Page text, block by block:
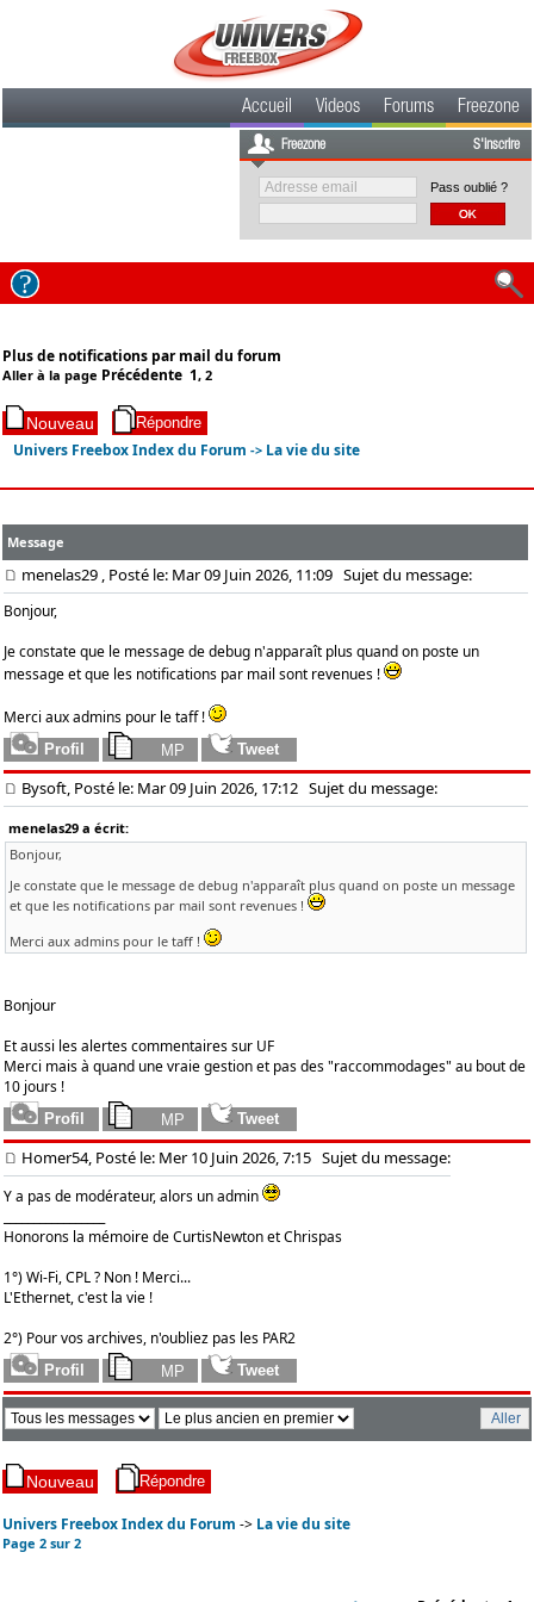
Accueil Videos Forums Freezone
Freezone S'inscrire
Pass oublié ?
Plus de notifications par mail du forum
Aller à la page Précédente 1,2
Univers Freebox Index du Forum -> La vie du site
Message
menelas29 , Posté le: Mar 09 Juin 2026, 11:09 Sujet du message:
Bonjour,
Je constate que le message de debug n'apparaît plus quand on poste un
message et que les notifications par mail sont revenues !
Merci aux admins pour le taff !
Bysoft, Posté le: Mar 09 Juin 2026, 17:12 Sujet du message:
menelas29 a écrit:
Bonjour,
Je constate que le message de debug n'apparaît plus quand on poste un message
et que les notifications par mail sont revenues !
Merci aux admins pour le taff !
Bonjour
Et aussi les alertes commentaires sur UF
Merci mais à quand une vraie gestion et pas des "raccommodages" au bout de
10 jours !
Homer54, Posté le: Mer 10 Juin 2026, 7:15 Sujet du message:
Y a pas de modérateur, alors un admin
Honorons la mémoire de CurtisNewton et Chrispas
1°) Wi-Fi, CPL ? Non ! Merci...
L'Ethernet, c'est la vie !
2°) Pour vos archives, n'oubliez pas les PAR2
Univers Freebox Index du Forum -> La vie du site
Page2 sur2